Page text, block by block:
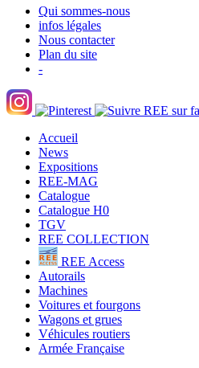
Qui sommes-nous
infos légales
Nous contacter
Plan du site
-
Accueil
News
Expositions
REE-MAG
Catalogue
Catalogue H0
TGV
REE COLLECTION
REE Access
Autorails
Machines
Voitures et fourgons
Wagons et grues
Véhicules routiers
Armée Française